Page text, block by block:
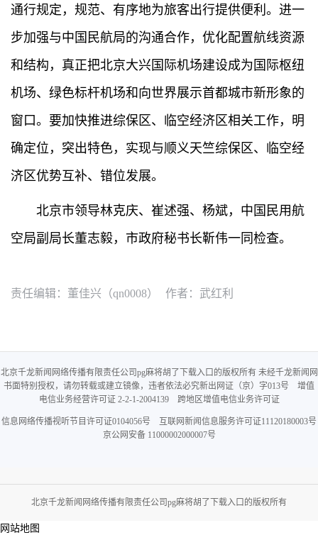
通行规定，规范、有序地为旅客出行提供便利。进一
步加强与中国民航局的沟通合作，优化配置航线资源
和结构，真正把北京大兴国际机场建设成为国际枢纽
机场、绿色标杆机场和向世界展示首都城市新形象的
窗口。要加快推进综保区、临空经济区相关工作，明
确定位，突出特色，实现与顺义天竺综保区、临空经
济区优势互补、错位发展。
北京市领导林克庆、崔述强、杨斌，中国民用航
空局副局长董志毅，市政府秘书长靳伟一同检查。
责任编辑：董佳兴（qn0008） 作者：武红利
北京千龙新闻网络传播有限责任公司pg麻将胡了下载入口的版权所有 未经千龙新闻网
书面特别授权，请勿转载或建立镜像，违者依法必究新出网证（京）字013号 增值
电信业务经营许可证 2-2-1-2004139 跨地区增值电信业务许可证
信息网络传播视听节目许可证0104056号 互联网新闻信息服务许可证11120180003号
京公网安备 11000002000007号
北京千龙新闻网络传播有限责任公司pg麻将胡了下载入口的版权所有
网站地图